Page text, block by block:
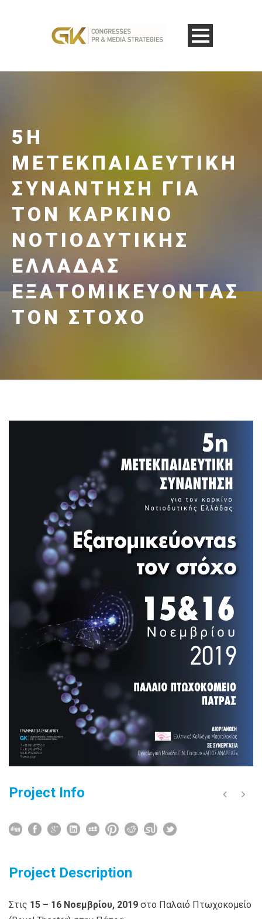
5Η
ΜΕΤΕΚΠΑΙΔΕΥΤΙΚΉ
ΣΥΝΆΝΤΗΣΗ ΓΙΑ
ΤΟΝ ΚΑΡΚΊΝΟ
ΝΟΤΙΟΔΥΤΙΚΉΣ
ΕΛΛΆΔΑΣ
ΕΞΑΤΟΜΙΚΕΎΟΝΤΑΣ
ΤΟΝ ΣΤΌΧΟ
Project Info
Project Description
Στις 15 – 16 Νοεμβρίου, 2019 στο Παλαιό Πτωχοκομείο